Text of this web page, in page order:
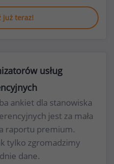
już teraz!
usług
ankiet dla stanowiska
jest za mała
raportu premium.
tylko zgromadzimy
dane.